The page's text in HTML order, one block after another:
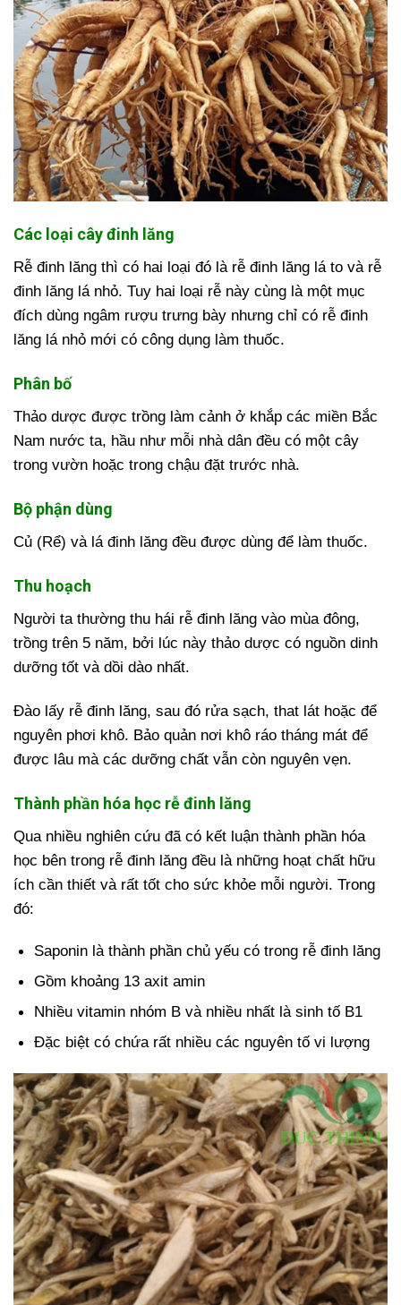
Các loại cây đinh lăng
Rễ đinh lăng thì có hai loại đó là rễ đinh lăng lá to và rễ
đinh lăng lá nhỏ. Tuy hai loại rễ này cùng là một mục
đích dùng ngâm rượu trưng bày nhưng chỉ có rễ đinh
lăng lá nhỏ mới có công dụng làm thuốc.
Phân bố
Thảo dược được trồng làm cảnh ở khắp các miền Bắc
Nam nước ta, hầu như mỗi nhà dân đều có một cây
trong vườn hoặc trong chậu đặt trước nhà.
Bộ phận dùng
Củ (Rể) và lá đinh lăng đều được dùng để làm thuốc.
Thu hoạch
Người ta thường thu hái rễ đinh lăng vào mùa đông,
trồng trên 5 năm, bởi lúc này thảo dược có nguồn dinh
dưỡng tốt và dồi dào nhất.
Đào lấy rễ đinh lăng, sau đó rửa sạch, that lát hoặc để
nguyên phơi khô. Bảo quản nơi khô ráo tháng mát để
được lâu mà các dưỡng chất vẫn còn nguyên vẹn.
​Thành phần hóa học rễ đinh lăng
Qua nhiều nghiên cứu đã có kết luận thành phần hóa
học bên trong rễ đinh lăng đều là những hoạt chất hữu
ích cần thiết và rất tốt cho sức khỏe mỗi người. Trong
đó:
Saponin là thành phần chủ yếu có trong rễ đinh lăng
Gồm khoảng 13 axit amin
Nhiều vitamin nhóm B và nhiều nhất là sinh tố B1
Đặc biệt có chứa rất nhiều các nguyên tố vi lượng